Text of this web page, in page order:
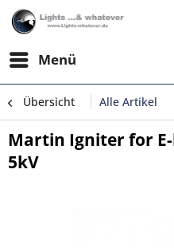
Menü
Übersicht Alle Artikel
Martin Igniter for E-
5kV